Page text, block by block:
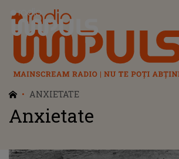
Radio Impuls
ANXIETATE
Anxietate